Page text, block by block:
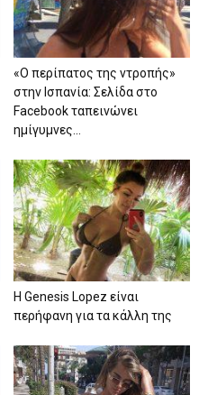
«Ο περίπατος της ντροπής»
στην Ισπανία: Σελίδα στο
Facebook ταπεινώνει
ημίγυμνες...
Η Genesis Lopez είναι
περήφανη για τα κάλλη της